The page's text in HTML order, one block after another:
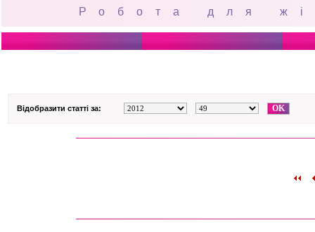
Робота для
Відобразити статті за: